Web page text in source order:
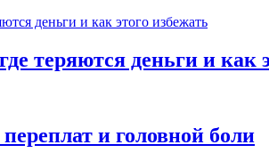
теряются деньги и как
и головной боли